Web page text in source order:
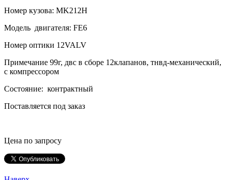
Номер кузова: MK212H
Модель двигателя: FE6
Номер оптики 12VALV
Примечание 99г, двс в сборе 12клапанов, тнвд-механический,
с компрессором
Состояние: контрактный
Поставляется под заказ
Цена по запросу